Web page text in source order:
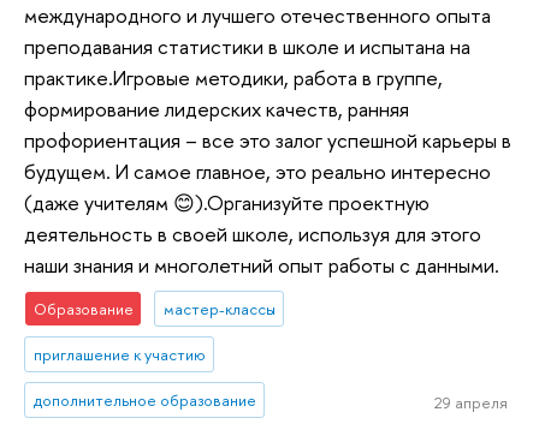
международного и лучшего отечественного опыта
преподавания статистики в школе и испытана на
практике.Игровые методики, работа в группе,
формирование лидерских качеств, ранняя
профориентация – все это залог успешной карьеры в
будущем. И самое главное, это реально интересно
(даже учителям 😊).Организуйте проектную
деятельность в своей школе, используя для этого
наши знания и многолетний опыт работы с данными.
Образование мастер-классы
приглашение к участию
дополнительное образование 29 апреля